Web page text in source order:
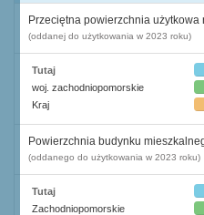
Przeciętna powierzchnia użytkowa
(oddanej do użytkowania w 2023 roku)
Tutaj
woj. zachodniopomorskie
Kraj
Powierzchnia budynku
(oddanego do użytkowania w 2023 roku)
Tutaj
Zachodniopomorskie